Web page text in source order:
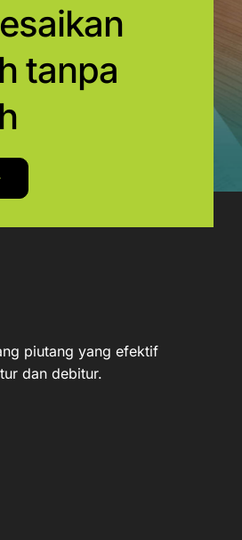
tanpa
piutang yang efektif
dan debitur.